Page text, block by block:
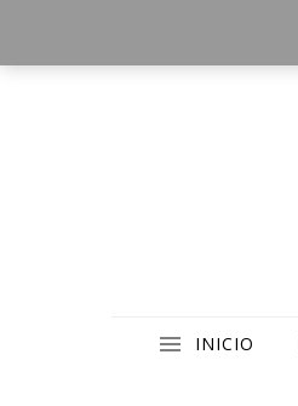
INICIO